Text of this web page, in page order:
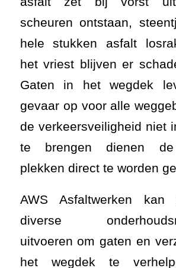
scheuren ontstaan,
hele stukken asfalt
het vriest blijven er
Gaten in het wegdek
gevaar op voor alle
de verkeersveiligheid niet
te brengen dienen de
plekken direct te worden
AWS Asfaltwerken kan
diverse
uitvoeren om gaten en
het wegdek te